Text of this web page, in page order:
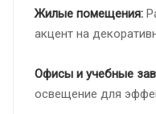
Жилые помещения:
акцент на
Офисы и учебные
освещение для